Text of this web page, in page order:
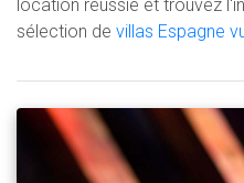
location réussie et trouvez
sélection de villas Espagne